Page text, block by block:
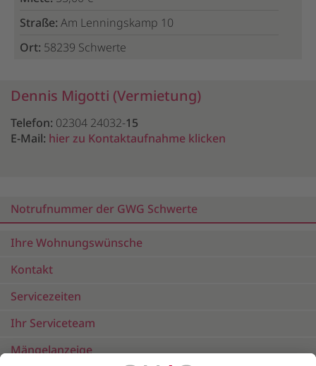
Straße: Am Lenningskamp 10
Ort: 58239 Schwerte
Dennis Migotti (Vermietung)
Telefon: 02304 24032-15
E-Mail: hier zu Kontaktaufnahme klicken
Notrufnummer der GWG Schwerte
Ihre Wohnungswünsche
Kontakt
Servicezeiten
Ihr Serviceteam
Mängelanzeige